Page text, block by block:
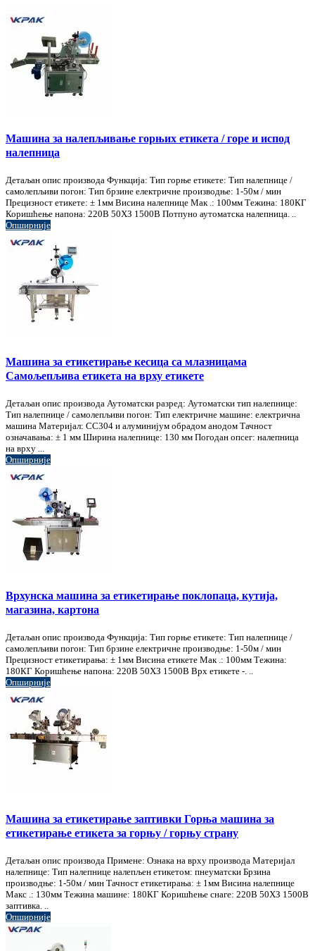
Машина за налепљивање горњих етикета / горе и испод
налепница
Детаљан опис производа Функција: Тип горње етикете: Тип налепнице /
самолепљиви погон: Тип брзине електричне производње: 1-50м / мин
Прецизност етикете: ± 1мм Висина налепнице Мак .: 100мм Тежина: 180КГ
Коришћење напона: 220В 50ХЗ 1500В Потпуно аутоматска налепница. ..
Опширније
Машина за етикетирање кесица са млазницама
Самољепљива етикета на врху етикете
Детаљан опис производа Аутоматски разред: Аутоматски тип налепнице:
Тип налепнице / самолепљиви погон: Тип електричне машине: електрична
машина Материјал: СС304 и алуминијум обрадом анодом Тачност
означавања: ± 1 мм Ширина налепнице: 130 мм Погодан опсег: налепница
на врху ...
Опширније
Врхунска машина за етикетирање поклопаца, кутија,
магазина, картона
Детаљан опис производа Функција: Тип горње етикете: Тип налепнице /
самолепљиви погон: Тип брзине електричне производње: 1-50м / мин
Прецизност етикетирања: ± 1мм Висина етикете Мак .: 100мм Тежина:
180КГ Коришћење напона: 220В 50ХЗ 1500В Врх етикете -. ..
Опширније
Машина за етикетирање заптивки Горња машина за
етикетирање етикета за горњу / горњу страну
Детаљан опис производа Примене: Ознака на врху производа Материјал
налепнице: Тип налепнице налепљен етикетом: пнеуматски Брзина
производње: 1-50м / мин Тачност етикетирања: ± 1мм Висина налепнице
Макс .: 130мм Тежина машине: 180КГ Коришћење снаге: 220В 50ХЗ 1500В
заптивка. ..
Опширније